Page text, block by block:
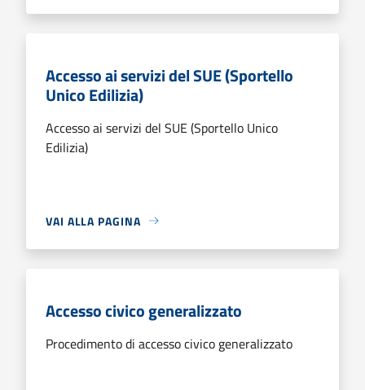
Accesso ai servizi del SUE (Sportello
Unico Edilizia)
Accesso ai servizi del SUE (Sportello Unico
Edilizia)
VAI ALLA PAGINA
Accesso civico generalizzato
Procedimento di accesso civico generalizzato